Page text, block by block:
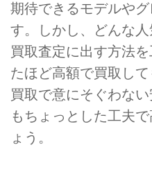
期待できるモデルや
す。しかし、どんな人
買取査定に出す方法
たほど高額で買取して
買取で意にそぐわな
もちょっとした工夫
ょう。